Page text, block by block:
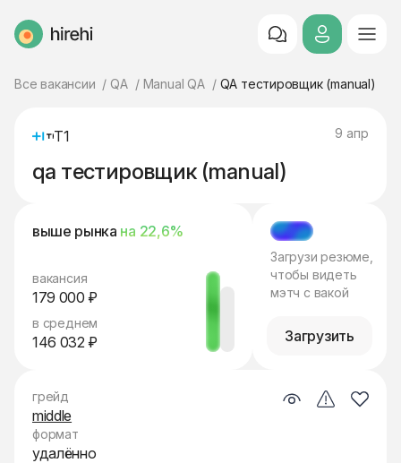
HireHi
Все вакансии QA Manual QA QA тестировщик (manual)
Т1 9 апр
qa тестировщик (manual)
выше рынка на 22,6%
вакансия
179 000 ₽
в среднем
146 032 ₽
МЭТЧ
Загрузи резюме,
чтобы видеть
мэтч с вакой
Загрузить
грейд
middle
формат
удалённо